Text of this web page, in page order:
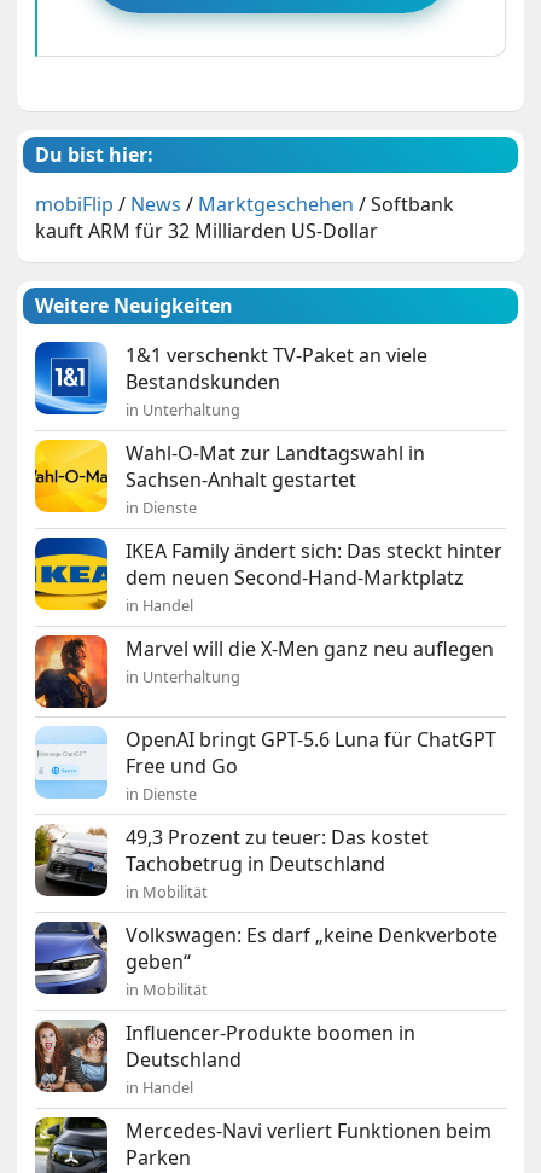
Du bist hier:
mobiFlip / News / Marktgeschehen /Softbank
kauft ARM für 32 Milliarden US-Dollar
Weitere Neuigkeiten
1&1 verschenkt TV-Paket an viele
Bestandskunden
in Unterhaltung
Wahl-O-Mat zur Landtagswahl in
Sachsen-Anhalt gestartet
in Dienste
IKEA Family ändert sich: Das steckt hinter
dem neuen Second-Hand-Marktplatz
in Handel
Marvel will die X-Men ganz neu auflegen
in Unterhaltung
OpenAI bringt GPT-5.6 Luna für ChatGPT
Free und Go
in Dienste
49,3 Prozent zu teuer: Das kostet
Tachobetrug in Deutschland
in Mobilität
Volkswagen: Es darf „keine Denkverbote
geben“
in Mobilität
Influencer-Produkte boomen in
Deutschland
in Handel
Mercedes-Navi verliert Funktionen beim
Parken